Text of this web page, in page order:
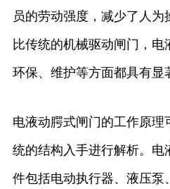
员的劳动强度，减少了人为
比传统的机械驱动闸门，电
环保、维护等方面都具有显
电液动腭式闸门的工作原理
统的结构入手进行解析。电
件包括电动执行器、液压泵